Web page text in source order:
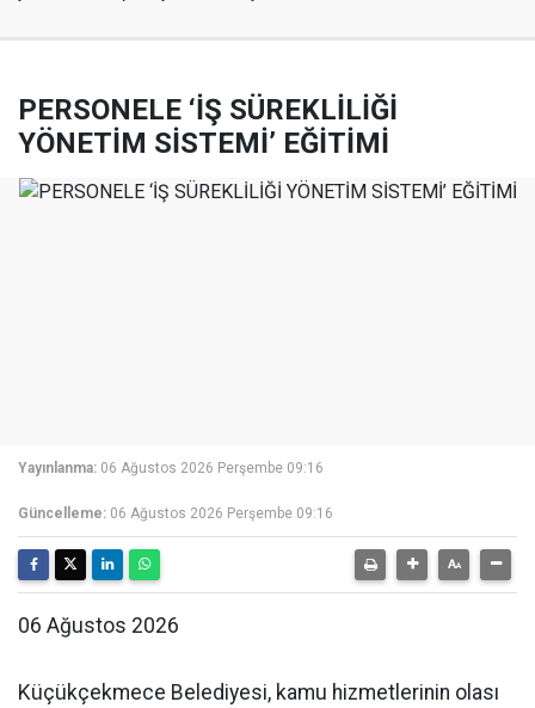
PERSONELE ‘İŞ SÜREKLİLİĞİ
YÖNETİM SİSTEMİ’ EĞİTİMİ
Yayınlanma: 06 Ağustos 2026 Perşembe 09:16
Güncelleme: 06 Ağustos 2026 Perşembe 09:16
06 Ağustos 2026
Küçükçekmece Belediyesi, kamu hizmetlerinin olası